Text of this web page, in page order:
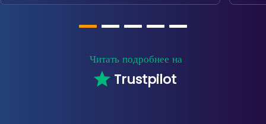
Читать подробнее на
Trustpilot